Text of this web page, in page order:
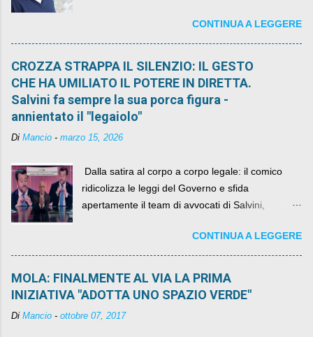
quelli che si auspicavano il contrario.CONTINUA A LEGGERE
CROZZA STRAPPA IL SILENZIO: IL GESTO
CHE HA UMILIATO IL POTERE IN DIRETTA.
Salvini fa sempre la sua porca figura -
annientato il "legaiolo"
Di Mancio - marzo 15, 2026
​ Dalla satira al corpo a corpo legale: il comico
ridicolizza le leggi del Governo e sfida
apertamente il team di avvocati di Salvini,
CONTINUA A LEGGERE
MOLA: FINALMENTE AL VIA LA PRIMA
INIZIATIVA "ADOTTA UNO SPAZIO VERDE"
Di Mancio - ottobre 07, 2017